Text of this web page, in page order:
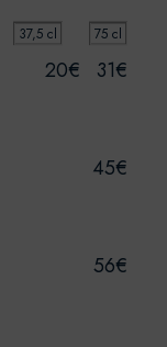
37,5 cl 75 cl
20€ 31€
45€
56€